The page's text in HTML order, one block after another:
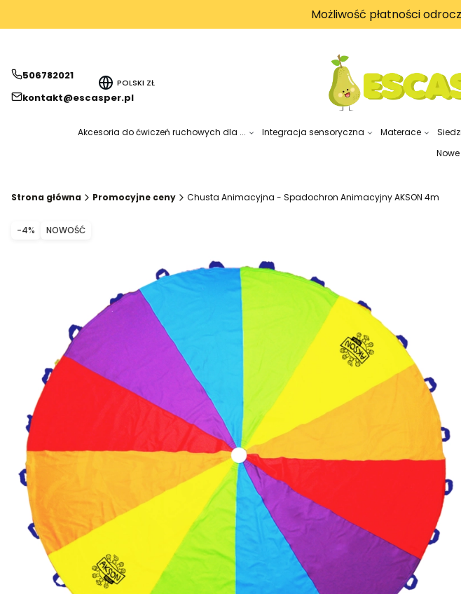
Możliwość płatności
506782021
kontakt@escasper.pl
POLSKI ZŁ
Akcesoria do ćwiczeń ruchowych dla ... Integracja sensoryczna Materace
Strona główna Promocyjne ceny Chusta Animacyjna - Spadochron Animacyjny AKSON 4m
Etykiety produktu
-4% ZNIŻKI
NOWOŚĆ